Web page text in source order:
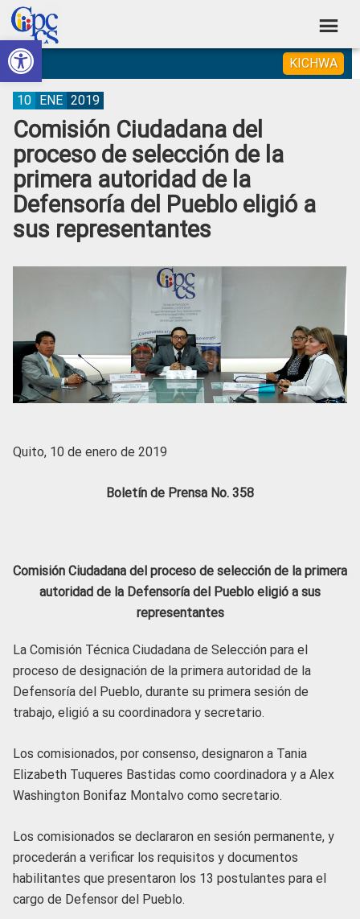
Abrir barra de herramientas
Skip
to
primary
navigation
Skip
to
main
content
Skip
to
primary
sidebar
Skip
to
footer
Consejo
de
Participación
Ciudadana
Control
Social
Construyendo
Poder
Ciudadano
KICHWA
Comisión Ciudadana del
proceso de selección de la
primera autoridad de la
Defensoría del Pueblo eligió a
sus representantes
10 ENE 2019
Quito, 10 de enero de 2019
Boletín de Prensa No. 358
Comisión Ciudadana del proceso de selección de la primera
autoridad de la Defensoría del Pueblo eligió a sus
representantes
La Comisión Técnica Ciudadana de Selección para el
proceso de designación de la primera autoridad de la
Defensoría del Pueblo, durante su primera sesión de
trabajo, eligió a su coordinadora y secretario.
Los comisionados, por consenso, designaron a Tania
Elizabeth Tuqueres Bastidas como coordinadora y a Alex
Washington Bonifaz Montalvo como secretario.
Los comisionados se declararon en sesión permanente, y
procederán a verificar los requisitos y documentos
habilitantes que presentaron los 13 postulantes para el
cargo de Defensor del Pueblo.